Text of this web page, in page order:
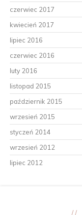
czerwiec 2017
kwiecień 2017
lipiec 2016
czerwiec 2016
luty 2016
listopad 2015
październik 2015
wrzesień 2015
styczeń 2014
wrzesień 2012
lipiec 2012